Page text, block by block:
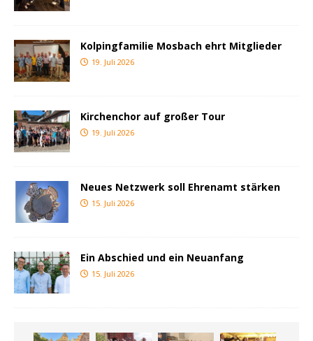
Kolpingfamilie Mosbach ehrt Mitglieder
19. Juli 2026
Kirchenchor auf großer Tour
19. Juli 2026
Neues Netzwerk soll Ehrenamt stärken
15. Juli 2026
Ein Abschied und ein Neuanfang
15. Juli 2026